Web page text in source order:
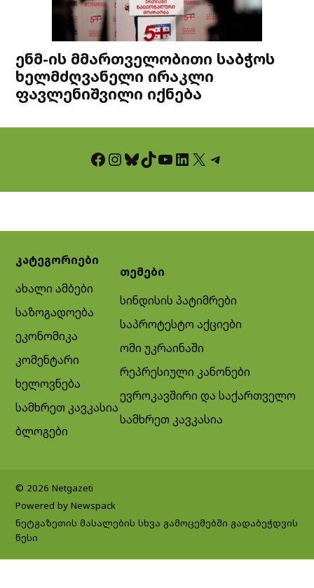
ენმ-ის მმართველობითი საბჭოს
ხელმძღვანელი ირაკლი
ფავლენიშვილი იქნება
Facebook InstagramBluesky TikTok YouTube LinkedIn X Telegram
კატეგორიები
ახალი ამბები
საზოგადოება
ეკონომიკა
კომენტარი
ხელოვნება
სამხრეთ კავკასია
ბლოგები
თემები
სინდისის პატიმრები
საპროტესტო აქციები
ომი უკრაინაში
რეპრესიული კანონები
ევროკავშირი და საქართველო
სამხრეთ კავკასია
© 2026 Netgazeti
Powered by Newspack
ნეტგაზეთის მასალების სხვა გამოცემებში გადაბეჭდვის
წესი